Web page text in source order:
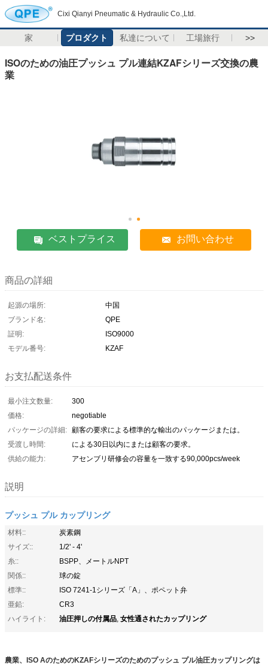
Cixi Qianyi Pneumatic & Hydraulic Co.,Ltd.
家 プロダクト 私達について 工場旅行 >>
ISOのための油圧プッシュ プル連結KZAFシリーズ交換の農
業
ベストプライス お問い合わせ
商品の詳細
起源の場所:
中国
ブランド名:
QPE
証明:
ISO9000
モデル番号:
KZAF
お支払配送条件
最小注文数量:
300
価格:
negotiable
パッケージの詳細: 顧客の要求による標準的な輸出のパッケージまたは。
受渡し時間:
による30日以内にまたは顧客の要求。
供給の能力:
アセンブリ研修会の容量を一致する90,000pcs/week
説明
プッシュ プル カップリング
材料::
炭素鋼
サイズ::
1/2' - 4'
糸::
BSPP、メートルNPT
関係::
球の錠
標準::
ISO 7241-1シリーズ「A」、ポペット弁
亜鉛:
CR3
ハイライト:
油圧押しの付属品, 女性通されたカップリング
農業、ISO AのためのKZAFシリーズのためのプッシュ プル油圧カップリングは